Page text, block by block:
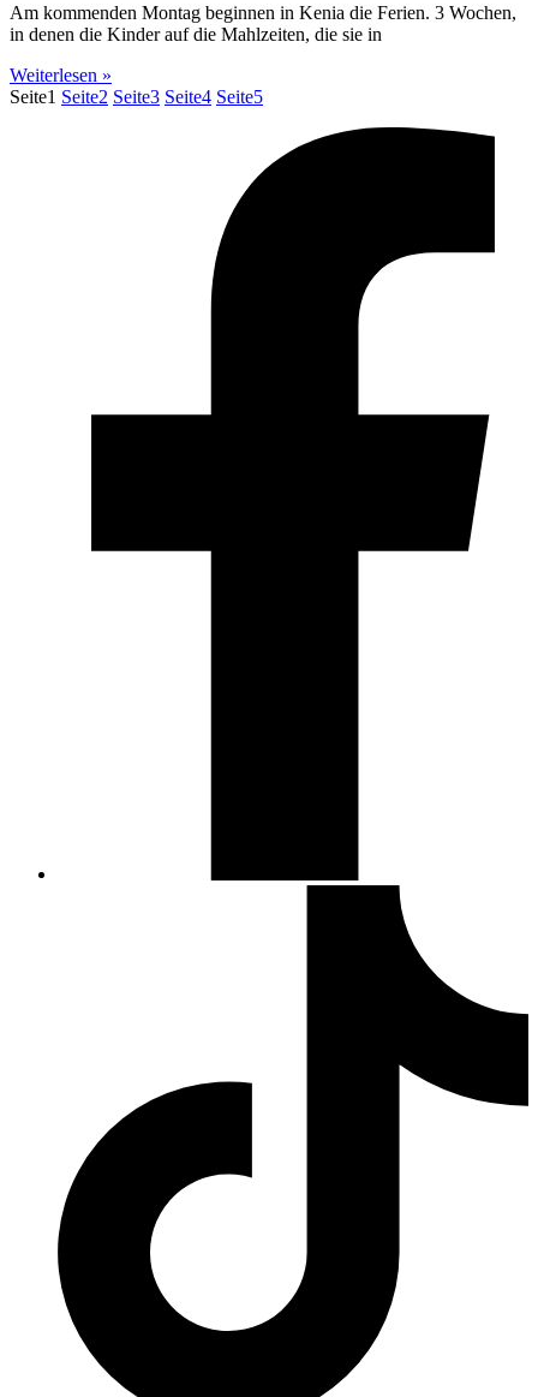
Am kommenden Montag beginnen in Kenia die Ferien. 3 Wochen,
in denen die Kinder auf die Mahlzeiten, die sie in
Weiterlesen »
Seite1 Seite2 Seite3 Seite4 Seite5